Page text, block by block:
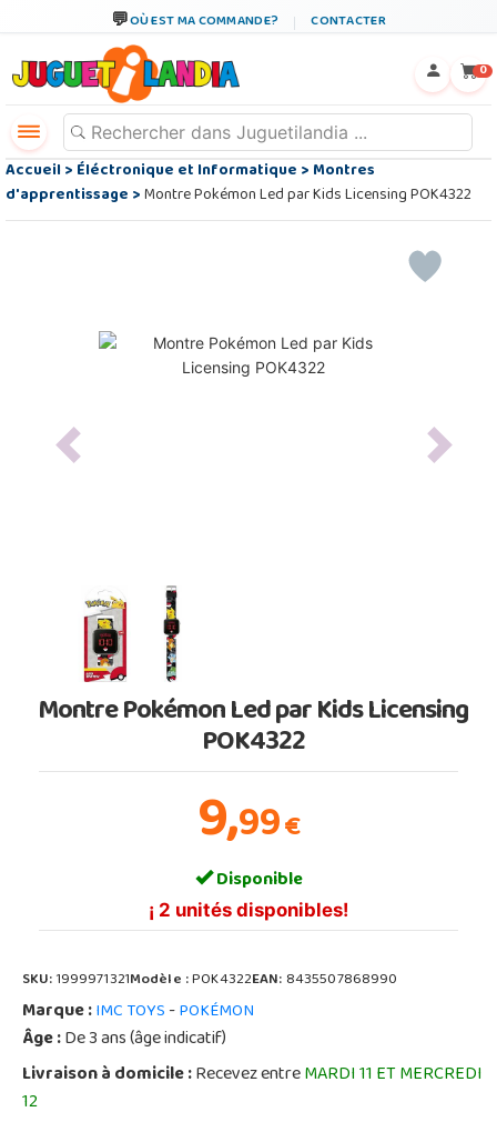
OÙ EST MA COMMANDE? CONTACTER
0
Accueil>Éléctronique et Informatique>Montres
d'apprentissage>Montre Pokémon Led par Kids Licensing POK4322
Previous Next
Montre Pokémon Led par Kids Licensing
POK4322
9,99€
Disponible
¡ 2 unités disponibles!
SKU:1999971321Modèle :POK4322EAN:8435507868990
Marque :IMC TOYS-POKÉMON
Âge :De 3 ans (âge indicatif)
Livraison à domicile :Recevez entreMARDI 11 ET MERCREDI
12